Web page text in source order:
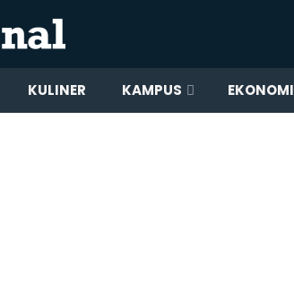
KULINER KAMPUS EKONOMI